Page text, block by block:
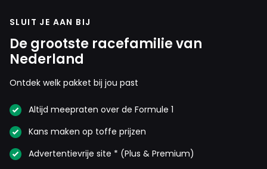
SLUIT JE AAN BIJ
De grootste racefamilie van
Nederland
Ontdek welk pakket bij jou past
Altijd meepraten over de Formule 1
Kans maken op toffe prijzen
Advertentievrije site * (Plus & Premium)